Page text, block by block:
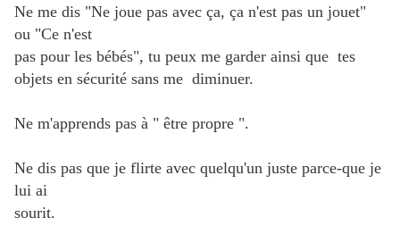
Ne me dis "Ne joue pas avec ça, ça n'est pas un jouet"
ou "Ce n'est
pas pour les bébés", tu peux me garder ainsi que tes
objets en sécurité sans me diminuer.
Ne m'apprends pas à " être propre ".
Ne dis pas que je flirte avec quelqu'un juste parce-que je
lui ai
sourit.